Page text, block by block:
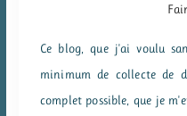
Ce blog, que j'ai voulu
minimum de collecte de
complet possible, que je